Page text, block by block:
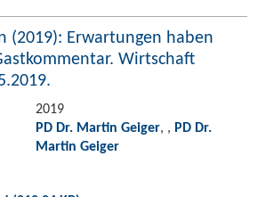
(2019): Erwartungen haben
Wirtschaft
2019
PD Dr. Martin Geiger, , PD Dr.
Martin Geiger